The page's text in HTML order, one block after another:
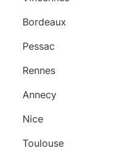
Bordeaux
Pessac
Rennes
Annecy
Nice
Toulouse